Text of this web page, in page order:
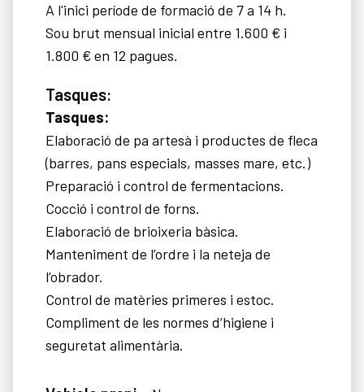
A l'inici període de formació de 7 a 14 h.
Sou brut mensual inicial entre 1.600 € i
1.800 € en 12 pagues.
Tasques:
Tasques:
Elaboració de pa artesà i productes de fleca
(barres, pans especials, masses mare, etc.)
Preparació i control de fermentacions.
Cocció i control de forns.
Elaboració de brioixeria bàsica.
Manteniment de l’ordre i la neteja de
l’obrador.
Control de matèries primeres i estoc.
Compliment de les normes d’higiene i
seguretat alimentària.